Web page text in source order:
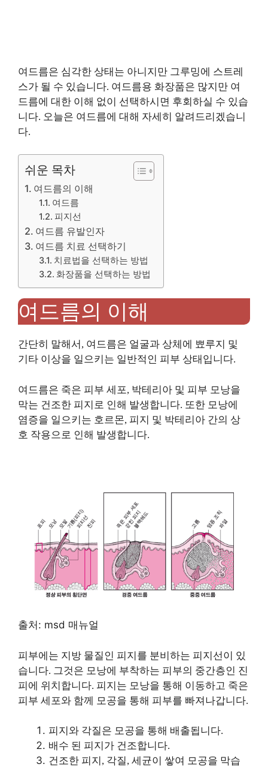
여드름은 심각한 상태는 아니지만 그루밍에 스트레
스가 될 수 있습니다. 여드름용 화장품은 많지만 여
드름에 대한 이해 없이 선택하시면 후회하실 수 있습
니다. 오늘은 여드름에 대해 자세히 알려드리겠습니
다.
쉬운 목차
여드름의 이해
여드름
피지선
여드름 유발인자
여드름 치료 선택하기
치료법을 선택하는 방법
화장품을 선택하는 방법
여드름의 이해
간단히 말해서, 여드름은 얼굴과 상체에 뾰루지 및
기타 이상을 일으키는 일반적인 피부 상태입니다.
여드름은 죽은 피부 세포, 박테리아 및 피부 모낭을
막는 건조한 피지로 인해 발생합니다. 또한 모낭에
염증을 일으키는 호르몬, 피지 및 박테리아 간의 상
호 작용으로 인해 발생합니다.
출처: msd 매뉴얼
피부에는 지방 물질인 피지를 분비하는 피지선이 있
습니다. 그것은 모낭에 부착하는 피부의 중간층인 진
피에 위치합니다. 피지는 모낭을 통해 이동하고 죽은
피부 세포와 함께 모공을 통해 피부를 빠져나갑니다.
피지와 각질은 모공을 통해 배출됩니다.
배수 된 피지가 건조합니다.
건조한 피지, 각질, 세균이 쌓여 모공을 막습